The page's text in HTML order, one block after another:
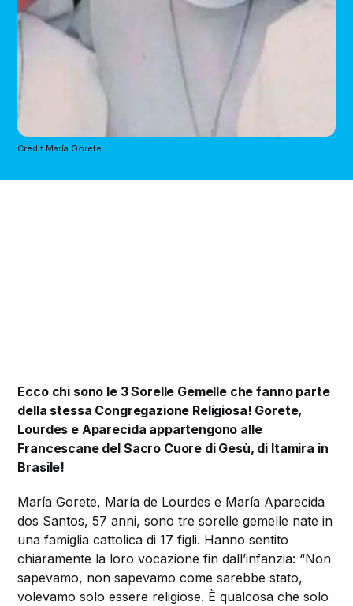
Credit María Gorete
Ecco chi sono le 3 Sorelle Gemelle che fanno parte
della stessa Congregazione Religiosa! Gorete,
Lourdes e Aparecida appartengono alle
Francescane del Sacro Cuore di Gesù, di Itamira in
Brasile!
María Gorete, María de Lourdes e María Aparecida
dos Santos, 57 anni, sono tre sorelle gemelle nate in
una famiglia cattolica di 17 figli. Hanno sentito
chiaramente la loro vocazione fin dall’infanzia: “Non
sapevamo, non sapevamo come sarebbe stato,
volevamo solo essere religiose. È qualcosa che solo